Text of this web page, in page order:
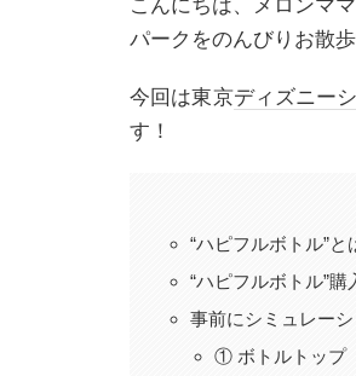
こんにちは、メロンママ
パークをのんびりお散
今回は東京ディズニー
す！
“ハピフルボトル”と
“ハピフルボトル”購
事前にシミュレーシ
① ボトルトップ